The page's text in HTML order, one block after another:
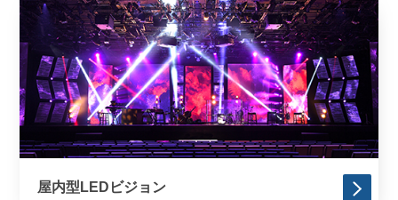
屋内型LEDビジョン